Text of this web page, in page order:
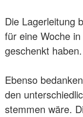
Die Lagerleitung
für eine Woche
geschenkt haben.
Ebenso
den
stemmen wäre.